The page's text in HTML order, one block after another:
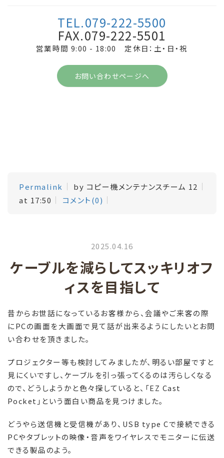
TEL.079-222-5500
FAX.079-222-5501
営業時間 9:00 - 18:00 定休日：土・日・祝
お問い合わせページへ
Permalink
by コピー機メンテナンスチーム 12
at 17:50
コメント(0)
2025.04.16
ケーブルを減らしてスッキリオフ
ィスを目指して
昔からお世話になっているお客様から、 会議やご来客の際
にPCの画面を大画面で見て話が出来るようにしたいとお問
い合わせを頂きました。
プロジェクター等も検討してみましたが、 明るい部屋ですと
見にくいですし、 ケーブルを引っ張ってくるのは汚らしくなる
ので、どうしようかと色々探していると、「EZ Cast
Pocket 」という面白い商品を見つけました。
どうやら送信機と受信機があり、 USB type Cで接続できる
PCやタブレットの映像・音声をワイヤレスでモニターに伝送
できる製品のよう。